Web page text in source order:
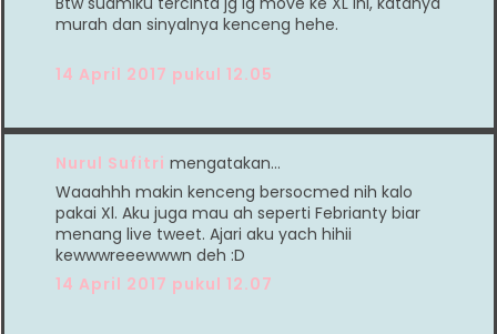
murah dan sinyalnya kenceng hehe.
14 April 2017 pukul 12.05
Nurul Sufitri mengatakan…
Waaahhh makin kenceng bersocmed nih kalo
pakai Xl. Aku juga mau ah seperti Febrianty biar
menang live tweet. Ajari aku yach hihii
kewwwreeewwwn deh :D
14 April 2017 pukul 12.07